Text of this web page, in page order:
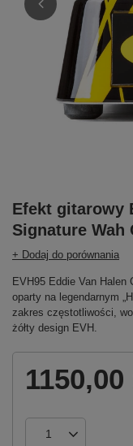
Efekt gitarowy
Signature Wah
+ Dodaj do porównania
EVH95 Eddie Van
oparty na legendarnym
zakres częstotliwości,
żółty design EVH.
1150,00